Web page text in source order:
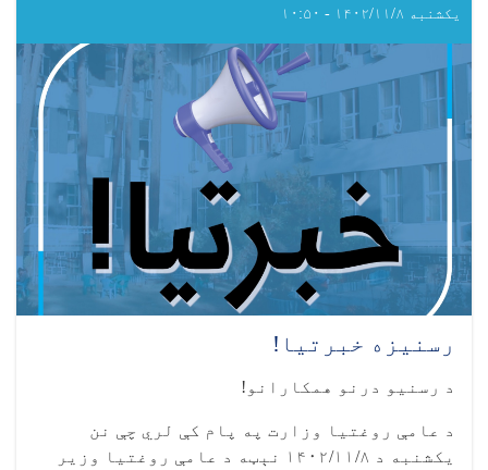
نړیواله یکشنبه ۱۴۰۲/۱۱/۸ - ۱۰:۵۰
رسنیزه خبرتیا!
د رسنیو درنو همکارانو!
د عامې روغتیا وزارت په پام کې لري چې نن
يکشنبه د ۱۴۰۲/۱۱/۸ نېټه د عامې روغتيا وزير